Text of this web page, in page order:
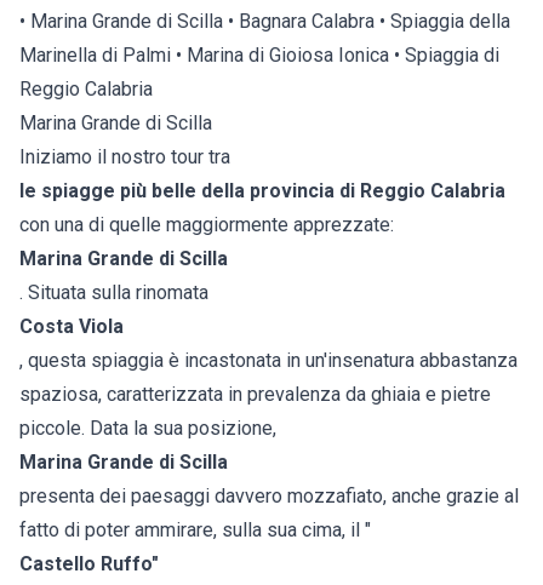
• Marina Grande di Scilla • Bagnara Calabra • Spiaggia della
Marinella di Palmi • Marina di Gioiosa Ionica • Spiaggia di
Reggio Calabria
Marina Grande di Scilla
Iniziamo il nostro tour tra
le spiagge più belle della provincia di Reggio Calabria
con una di quelle maggiormente apprezzate:
Marina Grande di Scilla
. Situata sulla rinomata
Costa Viola
, questa spiaggia è incastonata in un'insenatura abbastanza
spaziosa, caratterizzata in prevalenza da ghiaia e pietre
piccole. Data la sua posizione,
Marina Grande di Scilla
presenta dei paesaggi davvero mozzafiato, anche grazie al
fatto di poter ammirare, sulla sua cima, il "
Castello Ruffo"